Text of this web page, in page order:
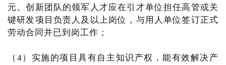
元。创新团队的领军人才应在引才单位担任高管或关
键研发项目负责人及以上岗位，与用人单位签订正式
劳动合同并已到岗工作；
（4）实施的项目具有自主知识产权，能有效解决产